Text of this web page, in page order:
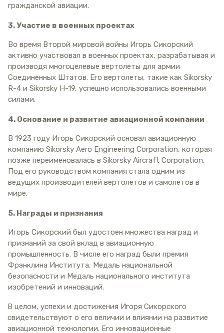
гражданской авиации.
3. Участие в военных проектах
Во время Второй мировой войны Игорь Сикорский
активно участвовал в военных проектах, разрабатывая и
производя многоцелевые вертолеты для армии
Соединенных Штатов. Его вертолеты, такие как Sikorsky
R-4 и Sikorsky H-19, успешно использовались военными
силами.
4. Основание и развитие авиационной компании
В 1923 году Игорь Сикорский основал авиационную
компанию Sikorsky Aero Engineering Corporation, которая
позже переименовалась в Sikorsky Aircraft Corporation.
Под его руководством компания стала одним из
ведущих производителей вертолетов и самолетов в
мире.
5. Награды и признания
Игорь Сикорский был удостоен множества наград и
признаний за свой вклад в авиационную
промышленность. В числе его наград были премия
Фрэнклина Института, Медаль национальной
безопасности и Медаль национального института
изобретений и инноваций.
В целом, успехи и достижения Игоря Сикорского
свидетельствуют о его величии и влиянии на развитие
авиационной технологии. Его инновационные